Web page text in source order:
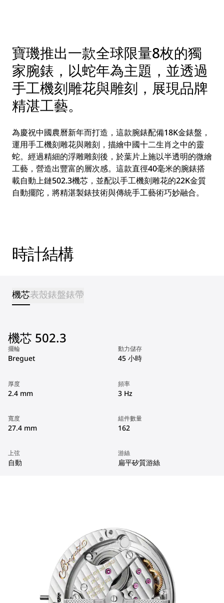
寶璣推出一款全球限量8枚的獨
家腕錶，以蛇年為主題，並透過
手工機刻雕花與雕刻，展現品牌
精湛工藝。
為慶祝中國農曆新年而打造，這款腕錶配備18K金錶盤，
運用手工機刻雕花與雕刻，描繪中國十二生肖之中的靈
蛇。經過精細的浮雕雕刻後，於葉片上施以半透明的微繪
工藝，營造出豐富的層次感。這款直徑40毫米的腕錶搭
載自動上鏈502.3機芯，並配以手工機刻雕花的22K金質
自動擺陀，將精湛製錶技術與傳統手工藝術巧妙融合。
時計結構
機芯表殼錶盤錶帶
機芯 502.3
擺輪
Breguet
動力儲存
45 小時
厚度
2.4 mm
頻率
3 Hz
寬度
27.4 mm
組件數量
162
上弦
自動
游絲
扁平矽質游絲